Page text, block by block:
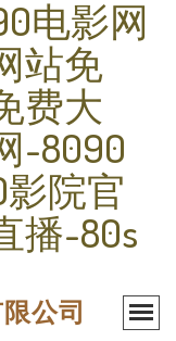
电影网
站免
费大
-8090
院官
播-80s
公司